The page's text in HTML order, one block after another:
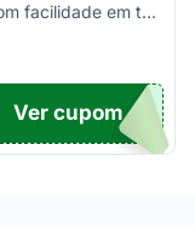
Não fique de fora dessa e economize com facilidade em todas as suas compras quando este cupom estiver disponível!
TICO
Ver cupom